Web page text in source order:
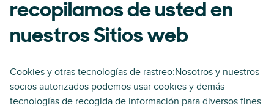
recopilamos de usted en
nuestros Sitios web
Cookies y otras tecnologías de rastreo:Nosotros y nuestros
socios autorizados podemos usar cookies y demás
tecnologías de recogida de información para diversos fines.